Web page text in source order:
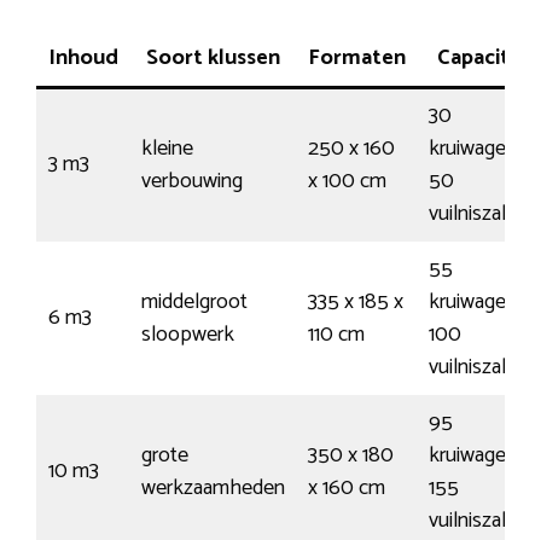
Inhoud Soort klussen Formaten Capaciteit
3 m3
kleine
verbouwing
250 x 160
x 100 cm
30
kruiwagens /
50
6 m3
middelgroot
sloopwerk
335 x 185 x
110 cm
55
kruiwagens /
100
10 m3
grote
werkzaamheden
350 x 180
x 160 cm
95
kruiwagens /
155